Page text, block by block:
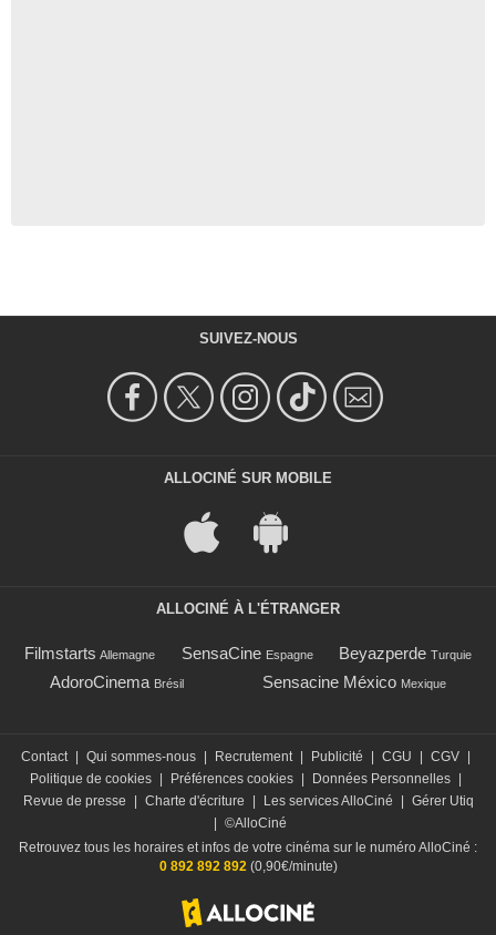
SUIVEZ-NOUS
ALLOCINÉ SUR MOBILE
ALLOCINÉ À L'ÉTRANGER
Filmstarts Allemagne SensaCine Espagne Beyazperde Turquie
AdoroCinema Brésil Sensacine México Mexique
Contact Qui sommes-nous Recrutement Publicité CGU CGV
Politique de cookies
Préférences cookies Données Personnelles
Revue de presse
Charte d'écriture Les services AlloCiné
Gérer Utiq
©AlloCiné
Retrouvez tous les horaires et infos de votre cinéma sur le numéro AlloCiné :
0 892 892 892(0,90€/minute)